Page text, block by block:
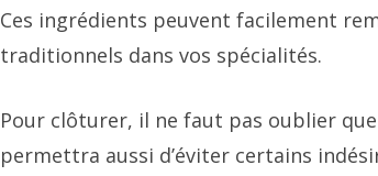
Ces ingrédients peuvent facilement
traditionnels dans vos spécialités.
Pour clôturer, il ne faut pas oublier
permettra aussi d’éviter certains